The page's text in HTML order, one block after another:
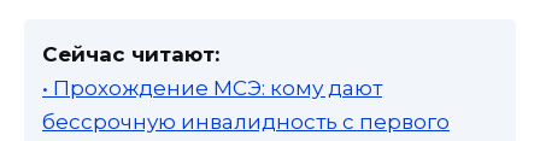
Сейчас читают:
• Прохождение МСЭ: кому дают
бессрочную инвалидность с первого